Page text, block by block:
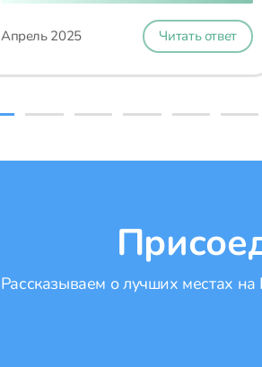
Апрель 2025 Читать ответ
Рассказываем о лучших местах